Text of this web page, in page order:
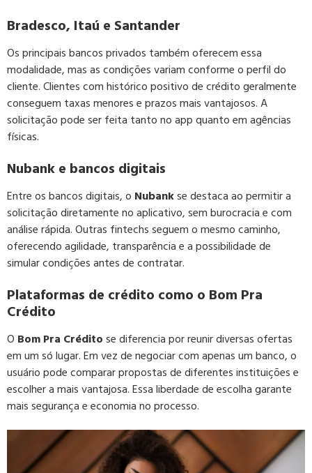
Bradesco, Itaú e Santander
Os principais bancos privados também oferecem essa
modalidade, mas as condições variam conforme o perfil do
cliente. Clientes com histórico positivo de crédito geralmente
conseguem taxas menores e prazos mais vantajosos. A
solicitação pode ser feita tanto no app quanto em agências
físicas.
Nubank e bancos digitais
Entre os bancos digitais, o Nubankse destaca ao permitir a
solicitação diretamente no aplicativo, sem burocracia e com
análise rápida. Outras fintechs seguem o mesmo caminho,
oferecendo agilidade, transparência e a possibilidade de
simular condições antes de contratar.
Plataformas de crédito como o Bom Pra
Crédito
O Bom Pra Créditose diferencia por reunir diversas ofertas
em um só lugar. Em vez de negociar com apenas um banco, o
usuário pode comparar propostas de diferentes instituições e
escolher a mais vantajosa. Essa liberdade de escolha garante
mais segurança e economia no processo.